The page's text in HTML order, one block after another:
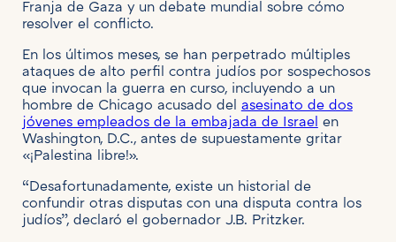
Franja de Gaza y un debate mundial sobre cómo
resolver el conflicto.
En los últimos meses, se han perpetrado múltiples
ataques de alto perfil contra judíos por sospechosos
que invocan la guerra en curso, incluyendo a un
hombre de Chicago acusado del asesinato de dos
jóvenes empleados de la embajada de Israel en
Washington, D.C., antes de supuestamente gritar
«¡Palestina libre!».
“Desafortunadamente, existe un historial de
confundir otras disputas con una disputa contra los
judíos”, declaró el gobernador J.B. Pritzker.